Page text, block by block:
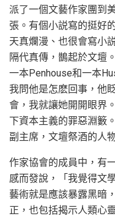
派了一個文藝作家團到
張。有個小説寫的挺好
天真爛漫、也很會寫小
隔代真傳，鵲起於文壇
一本Penhouse和一本
我問他是怎麽回事，他
會，我就讓她開開眼界
下資本主義的罪惡淵籔
副主席，文壇祭酒的人
作家協會的成員中，有
感而發說，「我覺得文
藝術就是應該暴露黑暗
正，也包括揭示人類心